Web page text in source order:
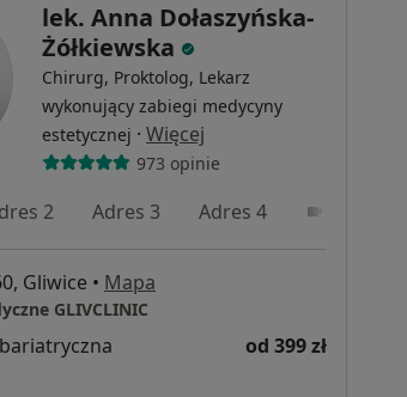
lek. Anna Dołaszyńska-
Żółkiewska
Chirurg, Proktolog, Lekarz
wykonujący zabiegi medycyny
estetycznej · Więcej
973 opinie
2 Adres 3 Adres 4
Gliwice • Mapa
GLIVCLINIC
od 399 zł